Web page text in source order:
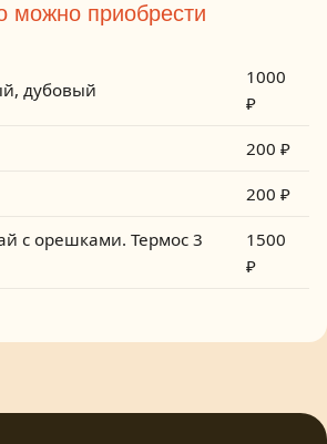
можно приобрести
дубовый
1000
₽
200 ₽
200 ₽
с орешками. Термос 3
1500
₽